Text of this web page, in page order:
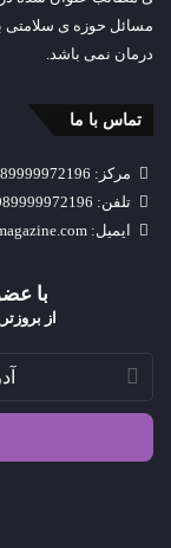
مسائل حوزه ی سلامتی
درمان نمی باشد.
تماس با ما
مرکز: 989999972196+
تلفن: 989999972196+
ایمیل: info@pearlofhealthmagazine.com
با
از